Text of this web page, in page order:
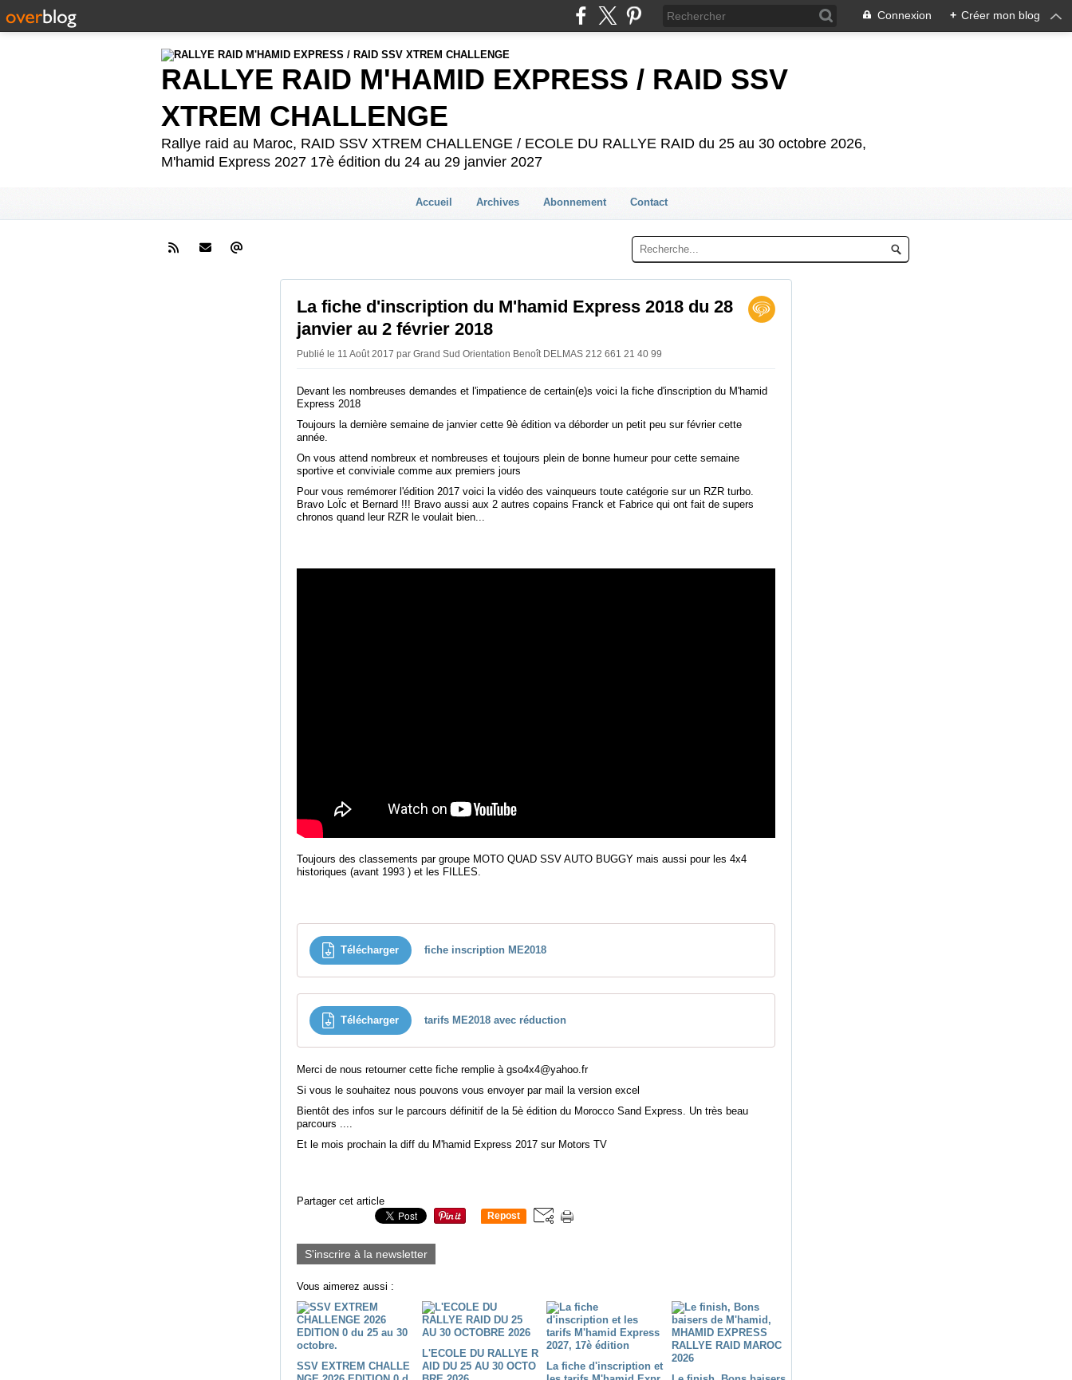
Connexion + Créer mon blog
RALLYE RAID M'HAMID EXPRESS / RAID SSV
XTREM CHALLENGE
Rallye raid au Maroc, RAID SSV XTREM CHALLENGE / ECOLE DU RALLYE RAID du 25 au 30 octobre 2026,
M'hamid Express 2027 17è édition du 24 au 29 janvier 2027
Accueil Archives Abonnement Contact
La fiche d'inscription du M'hamid Express 2018 du 28
janvier au 2 février 2018
Publié le 11 Août 2017 par Grand Sud Orientation Benoît DELMAS 212 661 21 40 99
Devant les nombreuses demandes et l'impatience de certain(e)s voici la fiche d'inscription du M'hamid
Express 2018
Toujours la dernière semaine de janvier cette 9è édition va déborder un petit peu sur février cette
année.
On vous attend nombreux et nombreuses et toujours plein de bonne humeur pour cette semaine
sportive et conviviale comme aux premiers jours
Pour vous remémorer l'édition 2017 voici la vidéo des vainqueurs toute catégorie sur un RZR turbo.
Bravo LoÏc et Bernard !!! Bravo aussi aux 2 autres copains Franck et Fabrice qui ont fait de supers
chronos quand leur RZR le voulait bien...
Toujours des classements par groupe MOTO QUAD SSV AUTO BUGGY mais aussi pour les 4x4
historiques (avant 1993 ) et les FILLES.
Télécharger fiche inscription ME2018
Télécharger tarifs ME2018 avec réduction
Merci de nous retourner cette fiche remplie à gso4x4@yahoo.fr
Si vous le souhaitez nous pouvons vous envoyer par mail la version excel
Bientôt des infos sur le parcours définitif de la 5è édition du Morocco Sand Express. Un très beau
parcours ....
Et le mois prochain la diff du M'hamid Express 2017 sur Motors TV
Partager cet article
Repost
S'inscrire à la newsletter
Vous aimerez aussi :
SSV EXTREM CHALLE
L'ECOLE DU RALLYE R
AID DU 25 AU 30 OCTO
La fiche d'inscription et